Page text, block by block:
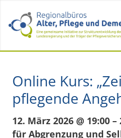
Online Kurs:
pflegende
12. März 2026 @ 19:00
für Abgrenzung und